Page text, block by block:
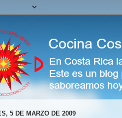
5 DE MARZO DE 2009